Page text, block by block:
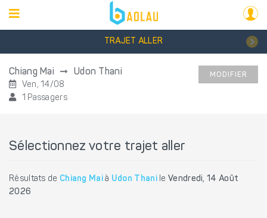
TRAJET ALLER
Chiang Mai Udon Thani
Ven, 14/08
1 Passagers
MODIFIER
Sélectionnez votre trajet aller
Résultats de Chiang Maià Udon Thanile Vendredi, 14 Août
2026